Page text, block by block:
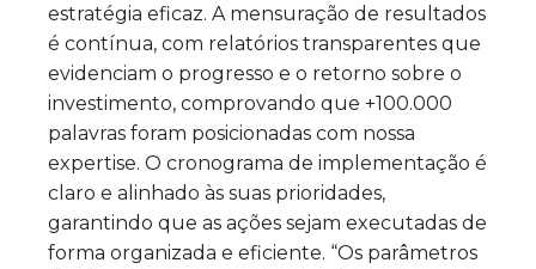
estratégia eficaz. A mensuração de resultados
é contínua, com relatórios transparentes que
evidenciam o progresso e o retorno sobre o
investimento, comprovando que +100.000
palavras foram posicionadas com nossa
expertise. O cronograma de implementação é
claro e alinhado às suas prioridades,
garantindo que as ações sejam executadas de
forma organizada e eficiente. “Os parâmetros